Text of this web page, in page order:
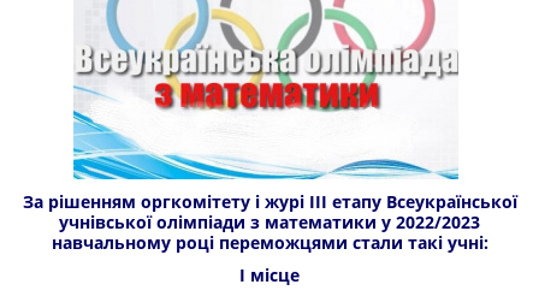
За рішенням оргкомітету і журі III етапу Всеукраїнської
учнівської олімпіади з математики у 2022/2023
навчальному році переможцями стали такі учні:
І місце